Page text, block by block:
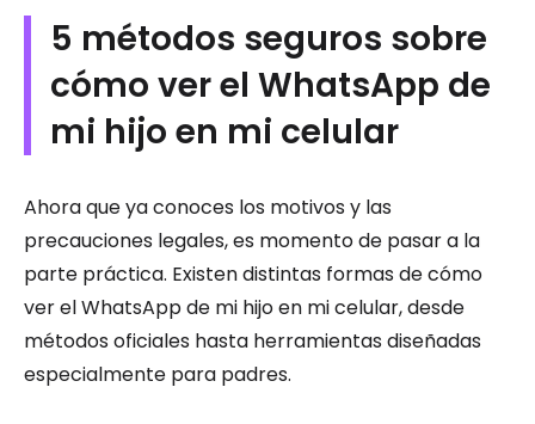
5 métodos seguros sobre
cómo ver el WhatsApp de
mi hijo en mi celular
Ahora que ya conoces los motivos y las
precauciones legales, es momento de pasar a la
parte práctica. Existen distintas formas de cómo
ver el WhatsApp de mi hijo en mi celular, desde
métodos oficiales hasta herramientas diseñadas
especialmente para padres.